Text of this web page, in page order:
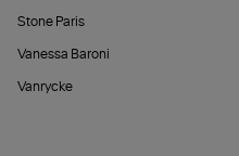
Stone Paris
Vanessa Baroni
Vanrycke